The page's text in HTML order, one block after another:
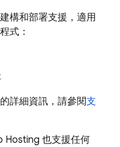
構和部署支援，適用
式：
詳細資訊，請參閱支
Hosting 也支援任何